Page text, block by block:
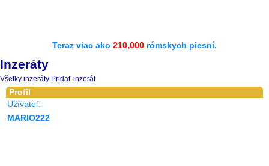
Teraz viac ako 210,000 rómskych piesní.
Inzeráty
Všetky inzeráty Pridať inzerát
Profil
Užívateľ:
MARIO222